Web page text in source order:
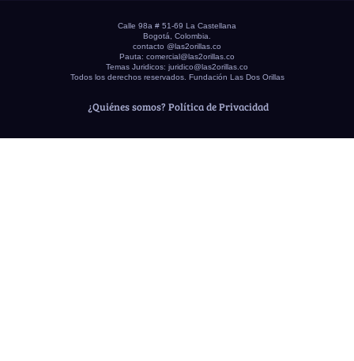
Calle 98a # 51-69 La Castellana
Bogotá, Colombia.
contacto @las2orillas.co
Pauta: comercial@las2orillas.co
Temas Juridicos: juridico@las2orillas.co
Todos los derechos reservados. Fundación Las Dos Orillas
¿Quiénes somos? Política de Privacidad